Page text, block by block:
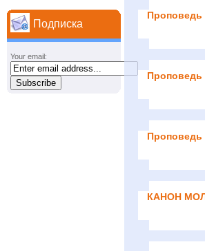
Проповедь
Проповедь
Проповедь
КАНОН
Подписка
Your email: